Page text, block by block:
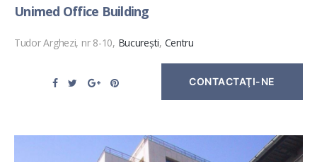
Unimed Office Building
Tudor Arghezi, nr 8-10, București, Centru
CONTACTAŢI-NE